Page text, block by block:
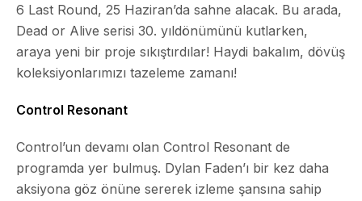
6 Last Round, 25 Haziran’da sahne alacak. Bu arada,
Dead or Alive serisi 30. yıldönümünü kutlarken,
araya yeni bir proje sıkıştırdılar! Haydi bakalım, dövüş
koleksiyonlarımızı tazeleme zamanı!
Control Resonant
Control’un devamı olan Control Resonant de
programda yer bulmuş. Dylan Faden’ı bir kez daha
aksiyona göz önüne sererek izleme şansına sahip